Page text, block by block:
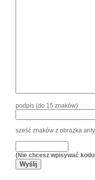
podpis (do 15 znaków):
sześć znaków z obrazka
(Nie chcesz wpisywać